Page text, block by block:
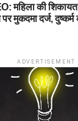
महिला की
पर मुकदमा दर्ज,
ADVERTISEMENT